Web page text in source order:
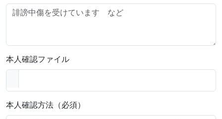
本人確認ファイル
本人確認方法（必須）